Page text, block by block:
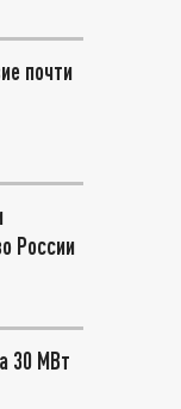
почти
России
30 МВт